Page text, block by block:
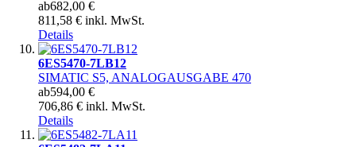
ab682,00 €
811,58 € inkl. MwSt.
Details
6ES5470-7LB12
SIMATIC S5, ANALOGAUSGABE 470
ab594,00 €
706,86 € inkl. MwSt.
Details